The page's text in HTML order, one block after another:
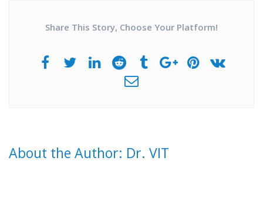
Share This Story, Choose Your Platform!
About the Author: Dr. VIT